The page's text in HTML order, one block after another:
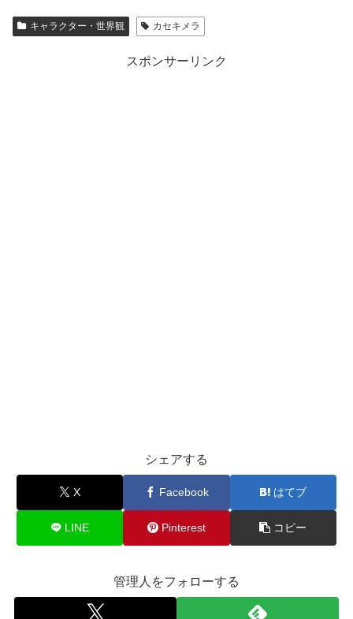
キャラクター・世界観 カセキメラ
スポンサーリンク
シェアする
X Facebook はてブ
LINE Pinterest コピー
管理人をフォローする